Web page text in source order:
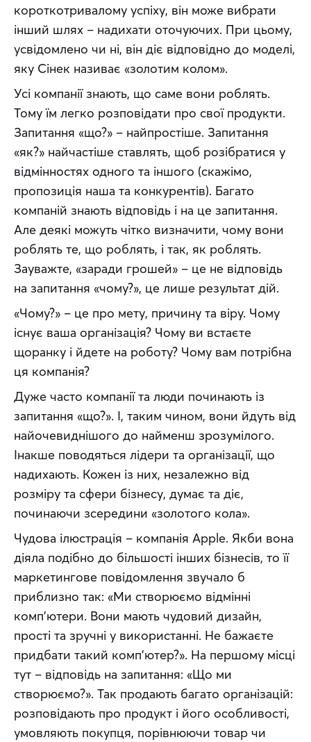
короткотривалому успіху, він може вибрати
інший шлях – надихати оточуючих. При цьому,
усвідомлено чи ні, він діє відповідно до моделі,
яку Сінек називає «золотим колом».
Усі компанії знають, що саме вони роблять.
Тому їм легко розповідати про свої продукти.
Запитання «що?» – найпростіше. Запитання
«як?» найчастіше ставлять, щоб розібратися у
відмінностях одного та іншого (скажімо,
пропозиція наша та конкурентів). Багато
компаній знають відповідь і на це запитання.
Але деякі можуть чітко визначити, чому вони
роблять те, що роблять, і так, як роблять.
Зауважте, «заради грошей» – це не відповідь
на запитання «чому?», це лише результат дій.
«Чому?» – це про мету, причину та віру. Чому
існує ваша організація? Чому ви встаєте
щоранку і йдете на роботу? Чому вам потрібна
ця компанія?
Дуже часто компанії та люди починають із
запитання «що?». І, таким чином, вони йдуть від
найочевиднішого до найменш зрозумілого.
Інакше поводяться лідери та організації, що
надихають. Кожен із них, незалежно від
розміру та сфери бізнесу, думає та діє,
починаючи зсередини «золотого кола».
Чудова ілюстрація – компанія Apple. Якби вона
діяла подібно до більшості інших бізнесів, то її
маркетингове повідомлення звучало б
приблизно так: «Ми створюємо відмінні
комп’ютери. Вони мають чудовий дизайн,
прості та зручні у використанні. Не бажаєте
придбати такий комп’ютер?». На першому місці
тут – відповідь на запитання: «Що ми
створюємо?». Так продають багато організацій:
розповідають про продукт і його особливості,
умовляють покупця, порівнюючи товар чи